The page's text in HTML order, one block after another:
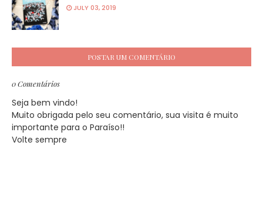
JULY 03, 2019
POSTAR UM COMENTÁRIO
0 Comentários
Seja bem vindo!
Muito obrigada pelo seu comentário, sua visita é muito
importante para o Paraíso!!
Volte sempre